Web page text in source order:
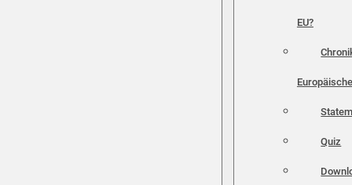
EU?
Quiz